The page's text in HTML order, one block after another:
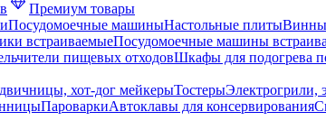
Премиум товары
Посудомоечные машиныНастольные плиты
встраиваемыеПосудомоечные машины
пищевых отходовШкафы для подогрева
хот-дог мейкерыТостеры
ПароваркиАвтоклавы для консервирования